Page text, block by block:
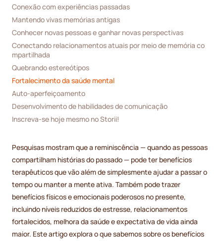
Conexão com experiências passadas
Mantendo vivas memórias antigas
Conhecer novas pessoas e ganhar novas perspectivas
Conectando relacionamentos atuais por meio de memória co
mpartilhada
Quebrando estereótipos
Fortalecimento da saúde mental
Auto-aperfeiçoamento
Desenvolvimento de habilidades de comunicação
Inscreva-se hoje mesmo no Storii!
Pesquisas mostram que a reminiscência — quando as pessoas
compartilham histórias do passado — pode ter benefícios
terapêuticos que vão além de simplesmente ajudar a passar o
tempo ou manter a mente ativa. Também pode trazer
benefícios físicos e emocionais poderosos no presente,
incluindo níveis reduzidos de estresse, relacionamentos
fortalecidos, melhora da saúde e expectativa de vida ainda
maior. Este artigo explora o que sabemos sobre os benefícios